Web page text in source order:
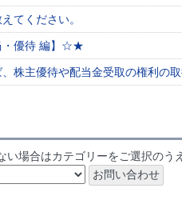
てください。
・優待 編】☆★
株主優待や配当金受取の権利の
い場合はカテゴリーをご選択のう